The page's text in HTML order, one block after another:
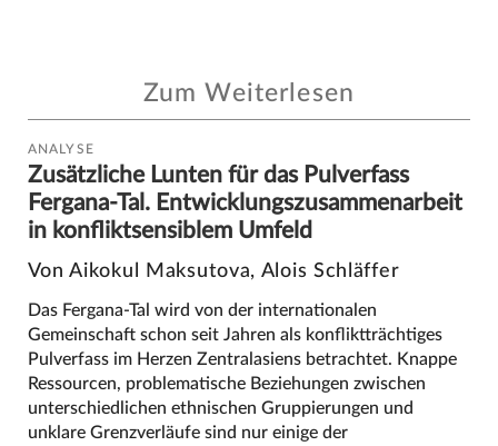
Zum Weiterlesen
ANALYSE
Zusätzliche Lunten für das Pulverfass
Fergana-Tal. Entwicklungszusammenarbeit
in konfliktsensiblem Umfeld
Von Aikokul Maksutova, Alois Schläffer
Das Fergana-Tal wird von der internationalen
Gemeinschaft schon seit Jahren als konfliktträchtiges
Pulverfass im Herzen Zentralasiens betrachtet. Knappe
Ressourcen, problematische Beziehungen zwischen
unterschiedlichen ethnischen Gruppierungen und
unklare Grenzverläufe sind nur einige der